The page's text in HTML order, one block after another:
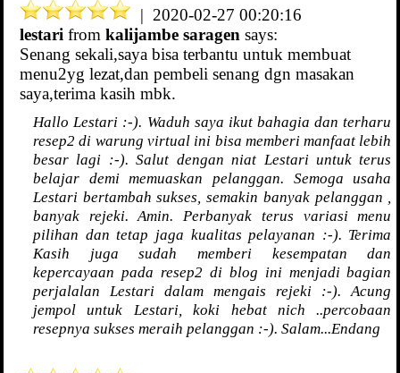
| 2020-02-27 00:20:16
lestari from kalijambe saragen says:
Senang sekali,saya bisa terbantu untuk membuat
menu2yg lezat,dan pembeli senang dgn masakan
saya,terima kasih mbk.
Hallo Lestari :-). Waduh saya ikut bahagia dan terharu
resep2 di warung virtual ini bisa memberi manfaat lebih
besar lagi :-). Salut dengan niat Lestari untuk terus
belajar demi memuaskan pelanggan. Semoga usaha
Lestari bertambah sukses, semakin banyak pelanggan ,
banyak rejeki. Amin. Perbanyak terus variasi menu
pilihan dan tetap jaga kualitas pelayanan :-). Terima
Kasih juga sudah memberi kesempatan dan
kepercayaan pada resep2 di blog ini menjadi bagian
perjalalan Lestari dalam mengais rejeki :-). Acung
jempol untuk Lestari, koki hebat nich ..percobaan
resepnya sukses meraih pelanggan :-). Salam...Endang